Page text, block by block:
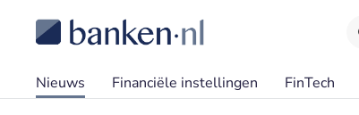
Nieuws Financiële instellingen FinTech